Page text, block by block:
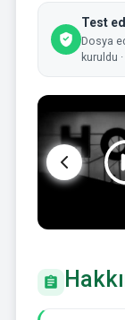
Test
Dosya
kuruldu